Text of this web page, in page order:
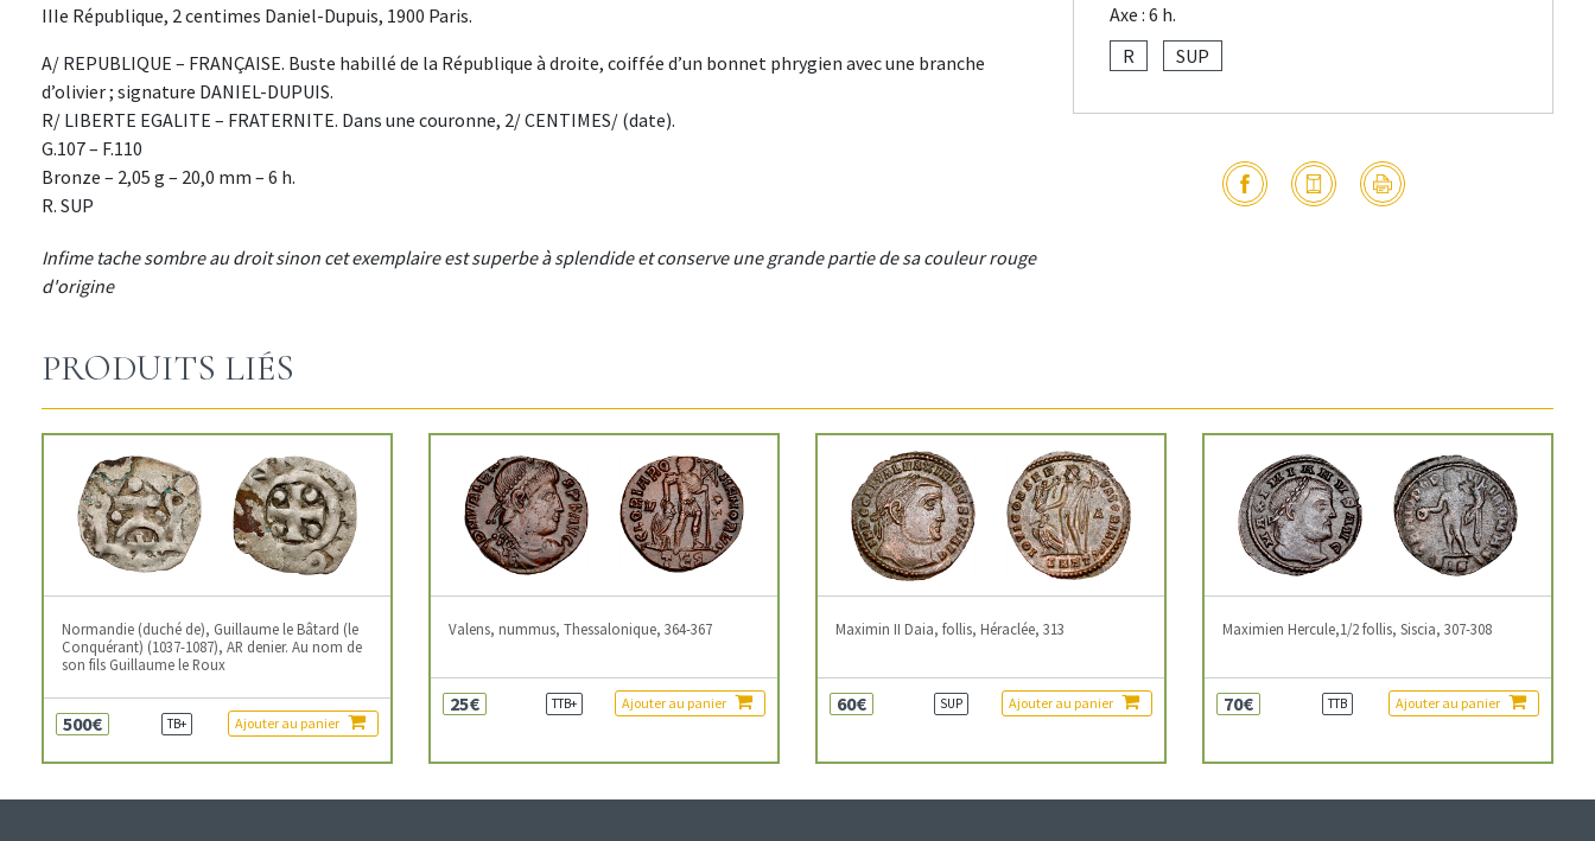
IIIe République, 2 centimes Daniel-Dupuis, 1900 Paris.
A/ REPUBLIQUE – FRANÇAISE. Buste habillé de la République à droite, coiffée d’un bonnet phrygien avec une branche
d’olivier ; signature DANIEL-DUPUIS.
R/ LIBERTE EGALITE – FRATERNITE. Dans une couronne, 2/ CENTIMES/ (date).
G.107 – F.110
Bronze – 2,05 g – 20,0 mm – 6 h.
R. SUP
Infime tache sombre au droit sinon cet exemplaire est superbe à splendide et conserve une grande partie de sa couleur rouge
d'origine
Axe : 6 h.
R
SUP
PRODUITS LIÉS
Normandie (duché de), Guillaume le Bâtard (le
Conquérant) (1037-1087), AR denier. Au nom de
son fils Guillaume le Roux
500€ TB+ Ajouter au panier
Valens, nummus, Thessalonique, 364-367
25€ TTB+ Ajouter au panier
Maximin II Daia, follis, Héraclée, 313
60€ SUP Ajouter au panier
Maximien Hercule,1/2 follis, Siscia, 307-308
70€ TTB Ajouter au panier